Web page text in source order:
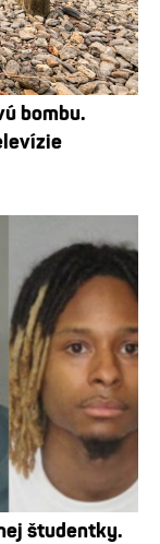
bombu.
študentky.